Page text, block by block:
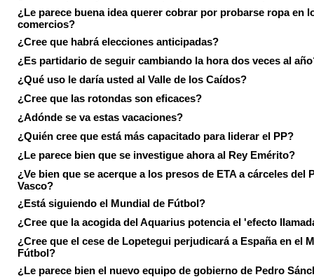
¿Le parece buena idea querer cobrar por probarse ropa en
comercios?
¿Cree que habrá elecciones anticipadas?
¿Es partidario de seguir cambiando la hora dos veces al
¿Qué uso le daría usted al Valle de los Caídos?
¿Cree que las rotondas son eficaces?
¿Adónde se va estas vacaciones?
¿Quién cree que está más capacitado para liderar el PP?
¿Le parece bien que se investigue ahora al Rey Emérito?
¿Ve bien que se acerque a los presos de ETA a cárceles del
Vasco?
¿Está siguiendo el Mundial de Fútbol?
¿Cree que la acogida del Aquarius potencia el 'efecto
¿Cree que el cese de Lopetegui perjudicará a España en el
Fútbol?
¿Le parece bien el nuevo equipo de gobierno de Pedro